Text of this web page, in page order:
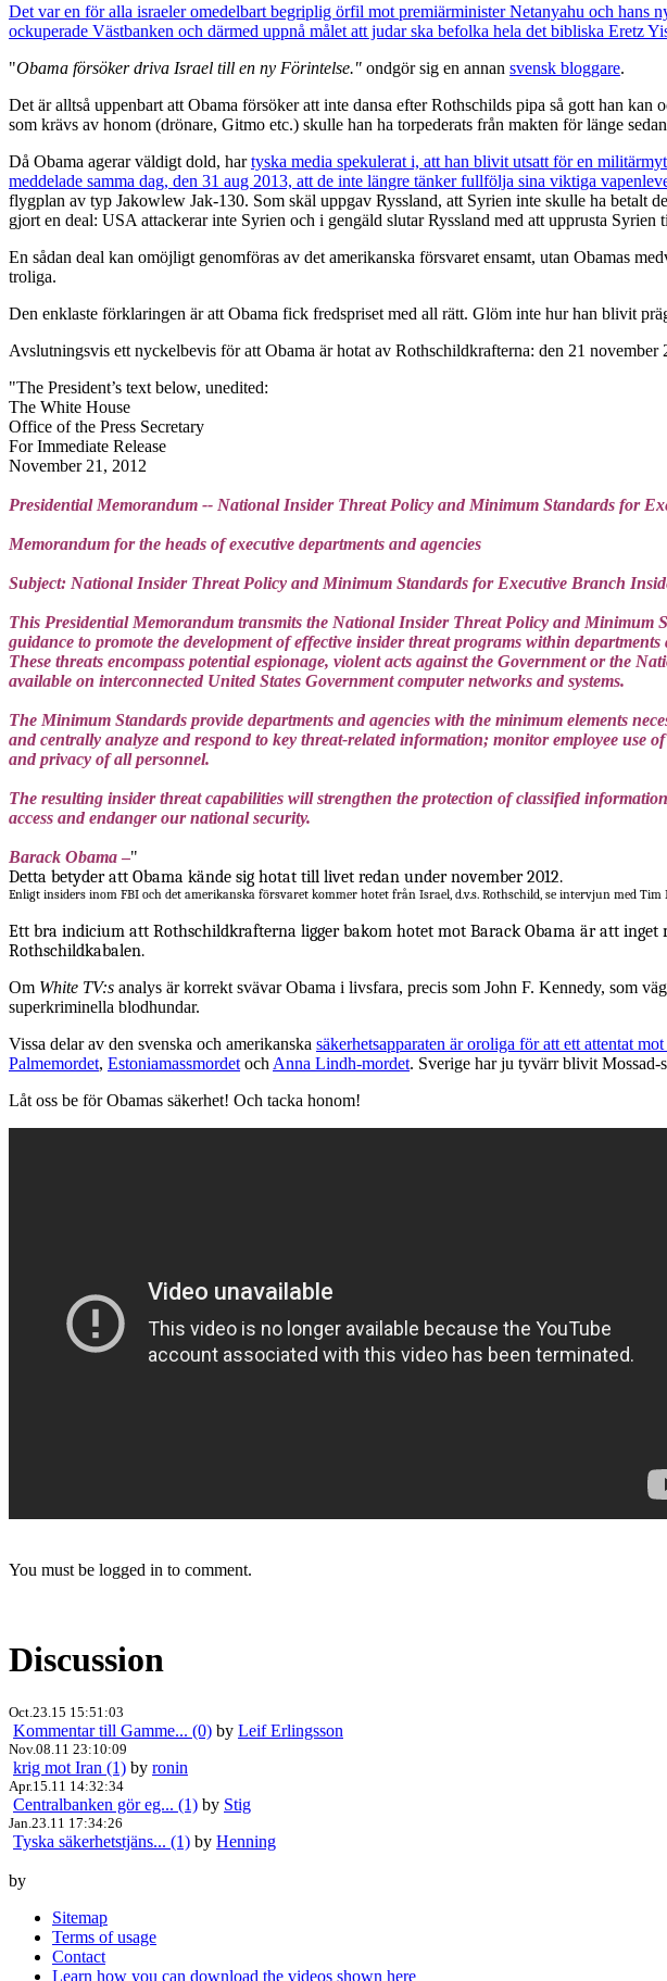
Det var en för alla israeler omedelbart begriplig örfil mot premiärminister Netanyahu och hans
ockuperade Västbanken och därmed uppnå målet att judar ska befolka hela det bibliska Eretz
"Obama försöker driva Israel till en ny Förintelse." ondgör sig en annan svensk bloggare.
Det är alltså uppenbart att Obama försöker att inte dansa efter Rothschilds pipa så gott han
som krävs av honom (drönare, Gitmo etc.) skulle han ha torpederats från makten för länge
Då Obama agerar väldigt dold, hartyska media spekulerat i, att han blivit utsatt för en
meddelade samma dag, den 31 aug 2013, att de inte längre tänker fullfölja sina viktiga
flygplan av typ Jakowlew Jak-130. Som skäl uppgav Ryssland, att Syrien inte skulle ha betalt
gjort en deal: USA attackerar inte Syrien och i gengäld slutar Ryssland med att upprusta Syrien
En sådan deal kan omöjligt genomföras av det amerikanska försvaret ensamt, utan Obamas
troliga.
Den enklaste förklaringen är att Obama fick fredspriset med all rätt. Glöm inte hur han blivit
Avslutningsvis ett nyckelbevis för att Obama är hotat av Rothschildkrafterna: den 21
"The President’s text below, unedited:
The White House
Office of the Press Secretary
For Immediate Release
November 21, 2012
Presidential Memorandum -- National Insider Threat Policy and Minimum Standards for
Memorandum for the heads of executive departments and agencies
Subject: National Insider Threat Policy and Minimum Standards for Executive Branch
This Presidential Memorandum transmits the National Insider Threat Policy and
guidance to promote the development of effective insider threat programs within
These threats encompass potential espionage, violent acts against the Government or the
available on interconnected United States Government computer networks and systems.
The Minimum Standards provide departments and agencies with the minimum elements
and centrally analyze and respond to key threat-related information; monitor employee
and privacy of all personnel.
The resulting insider threat capabilities will strengthen the protection of classified
access and endanger our national security.
Barack Obama –"
Detta betyder att Obama kände sig hotat till livet redan under november 2012.
Enligt insiders inom FBI och det amerikanska försvaret kommer hotet från Israel, d.v.s. Rothschild, se intervjun med Tim
Ett bra indicium att Rothschildkrafterna ligger bakom hotet mot Barack Obama är att inget
Rothschildkabalen.
Om White TV:s analys är korrekt svävar Obama i livsfara, precis som John F. Kennedy, som
superkriminella blodhundar.
Vissa delar av den svenska och amerikanska säkerhetsapparaten är oroliga för att ett attentat
Palmemordet, Estoniamassmordet och Anna Lindh-mordet. Sverige har ju tyvärr blivit Mossad-
Låt oss be för Obamas säkerhet! Och tacka honom!
You must be logged in to comment.
Discussion
Oct.23.15 15:51:03
Kommentar till Gamme... (0) by Leif Erlingsson
Nov.08.11 23:10:09
krig mot Iran (1) by ronin
Apr.15.11 14:32:34
Centralbanken gör eg... (1) by Stig
Jan.23.11 17:34:26
Tyska säkerhetstjäns... (1) by Henning
by
Sitemap
Terms of usage
Contact
Learn how you can download the videos shown here